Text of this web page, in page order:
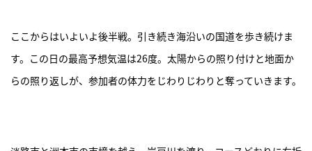
ここからはいよいよ後半戦。引き続き海沿いの国道を歩き続けま
す。この日の最高予想気温は26度。太陽からの照り付けと地面か
らの照り返しが、参加者の体力をじわりじわりと奪っていきます。